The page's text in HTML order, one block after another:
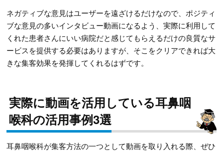
ネガティブな意見はユーザーを遠ざけるだけなので、ポジティ
ブな意見の多いインタビュー動画になるよう、実際に利用して
くれた患者さんにいい病院だと感じてもらえるだけの良質なサ
ービスを提供する必要はありますが、そこをクリアできれば大
きな集客効果を発揮してくれるはずです。
実際に動画を活用している耳鼻咽
喉科の活用事例3選
耳鼻咽喉科が集客方法の一つとして動画を取り入れる際、ぜひ